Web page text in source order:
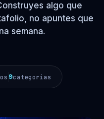
algo que
no apuntes que
semana.
9categorías